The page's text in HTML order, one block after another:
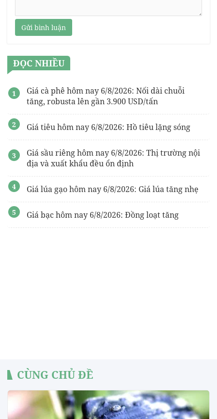
Gửi bình luận
ĐỌC NHIỀU
Giá cà phê hôm nay 6/8/2026: Nối dài chuỗi
tăng, robusta lên gần 3.900 USD/tấn
Giá tiêu hôm nay 6/8/2026: Hồ tiêu lặng sóng
Giá sầu riêng hôm nay 6/8/2026: Thị trường nội
địa và xuất khẩu đều ổn định
Giá lúa gạo hôm nay 6/8/2026: Giá lúa tăng nhẹ
Giá bạc hôm nay 6/8/2026: Đồng loạt tăng
CÙNG CHỦ ĐỀ